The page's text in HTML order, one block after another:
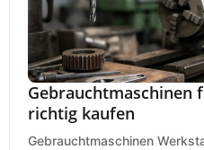
Gebrauchtmaschinen
richtig kaufen
Gebrauchtmaschinen